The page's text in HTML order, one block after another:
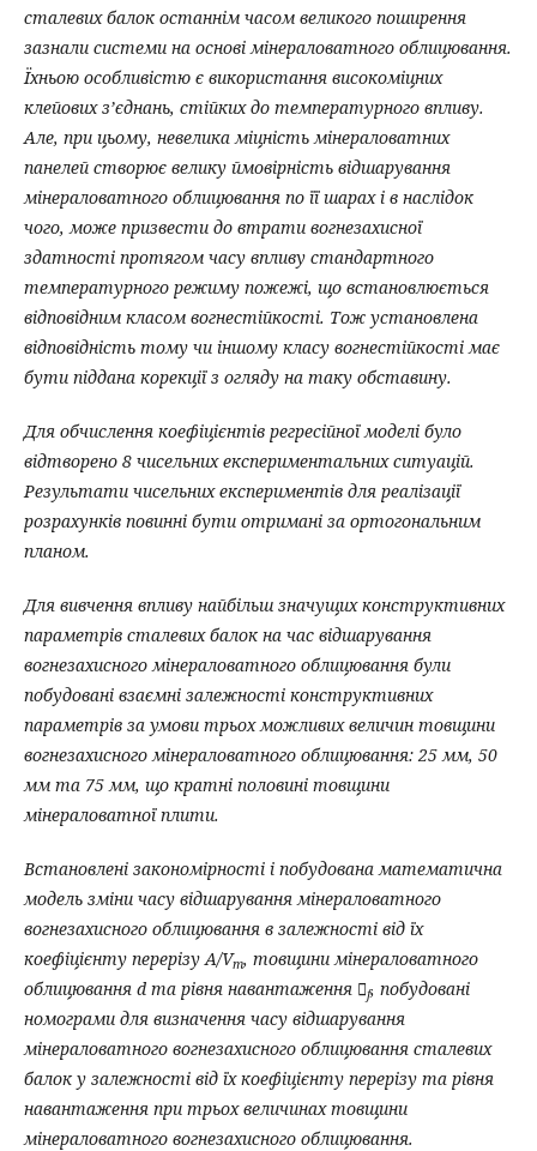
сталевих балок останнім часом великого поширення
зазнали системи на основі мінераловатного облицювання.
Їхньою особливістю є використання високоміцних
клейових з’єднань, стійких до температурного впливу.
Але, при цьому, невелика міцність мінераловатних
панелей створює велику ймовірність відшарування
мінераловатного облицювання по її шарах і в наслідок
чого, може призвести до втрати вогнезахисної
здатності протягом часу впливу стандартного
температурного режиму пожежі, що встановлюється
відповідним класом вогнестійкості. Тож установлена
відповідність тому чи іншому класу вогнестійкості має
бути піддана корекції з огляду на таку обставину.
Для обчислення коефіцієнтів регресійної моделі було
відтворено 8 чисельних експериментальних ситуацій.
Результати чисельних експериментів для реалізації
розрахунків повинні бути отримані за ортогональним
планом.
Для вивчення впливу найбільш значущих конструктивних
параметрів сталевих балок на час відшарування
вогнезахисного мінераловатного облицювання були
побудовані взаємні залежності конструктивних
параметрів за умови трьох можливих величин товщини
вогнезахисного мінераловатного облицювання: 25 мм, 50
мм та 75 мм, що кратні половині товщини
мінераловатної плити.
Встановлені закономірності і побудована математична
модель зміни часу відшарування мінераловатного
вогнезахисного облицювання в залежності від їх
коефіцієнту перерізу A/Vm, товщини мінераловатного
облицювання d та рівня навантаження f, побудовані
номограми для визначення часу відшарування
мінераловатного вогнезахисного облицювання сталевих
балок у залежності від їх коефіцієнту перерізу та рівня
навантаження при трьох величинах товщини
мінераловатного вогнезахисного облицювання.